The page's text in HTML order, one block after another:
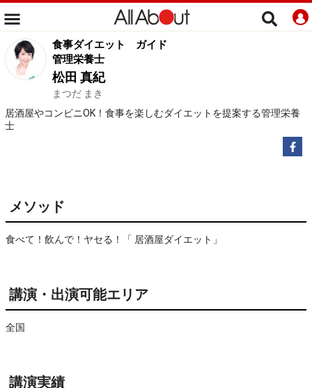
食事ダイエット
ガイド
管理栄養士
松田 真紀
まつだ まき
居酒屋やコンビニOK！食事を楽しむダイエットを提案する管理栄養
士
メソッド
食べて！飲んで！ヤセる！「 居酒屋ダイエット」
講演・出演可能エリア
全国
講演実績